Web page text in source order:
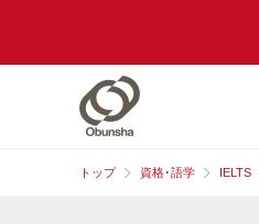
トップ 資格･語学 IELTS